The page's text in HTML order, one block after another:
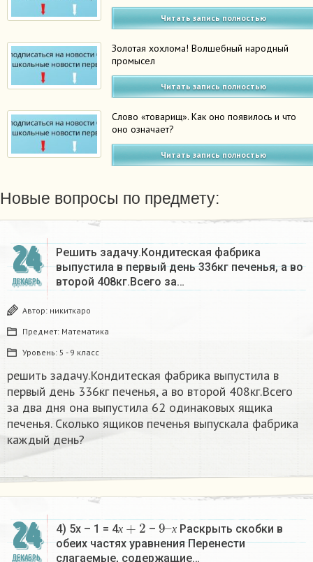
Читать запись полностью
Золотая хохлома! Волшебный народный
промысел
Читать запись полностью
Слово «товарищ». Как оно появилось и что
оно означает?
Читать запись полностью
Новые вопросы по предмету:
24
ДЕКАБРЬ
Решить задачу.Кондитеская фабрика
выпустила в первый день 336кг печенья, а во
второй 408кг.Всего за…
Автор: никиткаро
Предмет: Математика
Уровень: 5 - 9 класс
решить задачу.Кондитеская фабрика выпустила в
первый день 336кг печенья, а во второй 408кг.Всего
за два дня она выпустила 62 одинаковых ящика
печенья. Сколько ящиков печенья выпускала фабрика
каждый день?
24
ДЕКАБРЬ
4) 5х – 1 = 4х
х+2
– х
9–
х
Раскрыть скобки в
обеих частях уравнения Перенести
слагаемые, содержащие…